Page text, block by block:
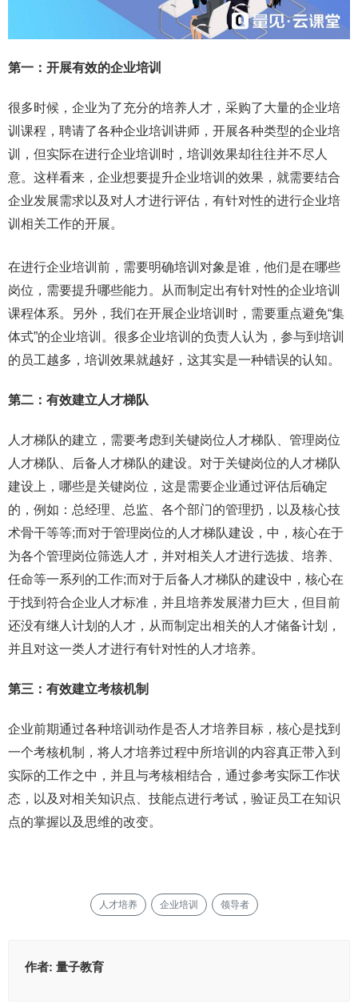
第一：开展有效的企业培训
很多时候，企业为了充分的培养人才，采购了大量的企业培
训课程，聘请了各种企业培训讲师，开展各种类型的企业培
训，但实际在进行企业培训时，培训效果却往往并不尽人
意。这样看来，企业想要提升企业培训的效果，就需要结合
企业发展需求以及对人才进行评估，有针对性的进行企业培
训相关工作的开展。
在进行企业培训前，需要明确培训对象是谁，他们是在哪些
岗位，需要提升哪些能力。从而制定出有针对性的企业培训
课程体系。另外，我们在开展企业培训时，需要重点避免“集
体式”的企业培训。很多企业培训的负责人认为，参与到培训
的员工越多，培训效果就越好，这其实是一种错误的认知。
第二：有效建立人才梯队
人才梯队的建立，需要考虑到关键岗位人才梯队、管理岗位
人才梯队、后备人才梯队的建设。对于关键岗位的人才梯队
建设上，哪些是关键岗位，这是需要企业通过评估后确定
的，例如：总经理、总监、各个部门的管理扔，以及核心技
术骨干等等;而对于管理岗位的人才梯队建设，中，核心在于
为各个管理岗位筛选人才，并对相关人才进行选拔、培养、
任命等一系列的工作;而对于后备人才梯队的建设中，核心在
于找到符合企业人才标准，并且培养发展潜力巨大，但目前
还没有继人计划的人才，从而制定出相关的人才储备计划，
并且对这一类人才进行有针对性的人才培养。
第三：有效建立考核机制
企业前期通过各种培训动作是否人才培养目标，核心是找到
一个考核机制，将人才培养过程中所培训的内容真正带入到
实际的工作之中，并且与考核相结合，通过参考实际工作状
态，以及对相关知识点、技能点进行考试，验证员工在知识
点的掌握以及思维的改变。
人才培养 企业培训 领导者
作者: 量子教育